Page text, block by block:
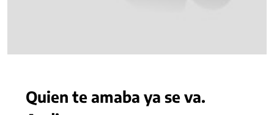
Quien te amaba ya se va.